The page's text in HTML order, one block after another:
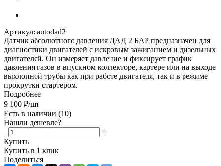
Артикул: autodad2
Датчик абсолютного давления ДАД 2 БАР предназначен для
диагностики двигателей с искровым зажиганием и дизельных
двигателей. Он измеряет давление и фиксирует график
давления газов в впускном коллекторе, картере или на выходе
выхлопной трубы как при работе двигателя, так и в режиме
прокрутки стартером.
Подробнее
9 100 ₽/шт
Есть в наличии (10)
Нашли дешевле?
-
+
Купить
Купить в 1 клик
Поделиться